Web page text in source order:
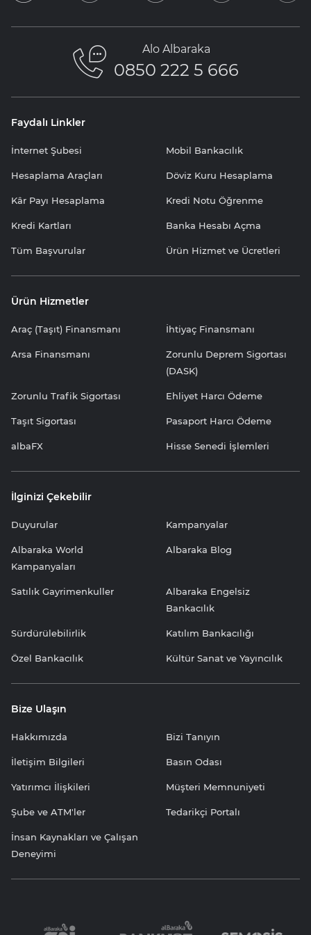
Alo Albaraka
0850 222 5 666
Faydalı Linkler
İnternet Şubesi Mobil Bankacılık
Hesaplama Araçları Döviz Kuru Hesaplama
Kâr Payı Hesaplama Kredi Notu Öğrenme
Kredi Kartları Banka Hesabı Açma
Tüm Başvurular Ürün Hizmet ve Ücretleri
Ürün Hizmetler
Araç (Taşıt) Finansmanı İhtiyaç Finansmanı
Arsa Finansmanı
Zorunlu Deprem Sigortası
(DASK)
Zorunlu Trafik Sigortası Ehliyet Harcı Ödeme
Taşıt Sigortası Pasaport Harcı Ödeme
albaFX Hisse Senedi İşlemleri
İlginizi Çekebilir
Duyurular Kampanyalar
Albaraka World
Kampanyaları
Albaraka Blog
Satılık Gayrimenkuller
Albaraka Engelsiz
Bankacılık
Sürdürülebilirlik Katılım Bankacılığı
Özel Bankacılık Kültür Sanat ve Yayıncılık
Bize Ulaşın
Hakkımızda Bizi Tanıyın
İletişim Bilgileri Basın Odası
Yatırımcı İlişkileri Müşteri Memnuniyeti
Şube ve ATM'ler Tedarikçi Portalı
İnsan Kaynakları ve Çalışan
Deneyimi